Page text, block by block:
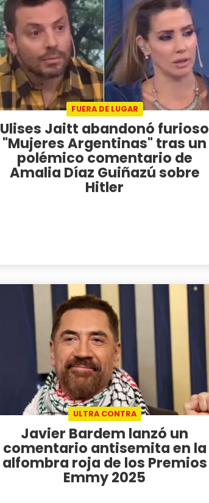
FUERA DE LUGAR
Ulises Jaitt abandonó furioso
"Mujeres Argentinas" tras un
polémico comentario de
Amalia Díaz Guiñazú sobre
Hitler
ULTRA CONTRA
Javier Bardem lanzó un
comentario antisemita en la
alfombra roja de los Premios
Emmy 2025